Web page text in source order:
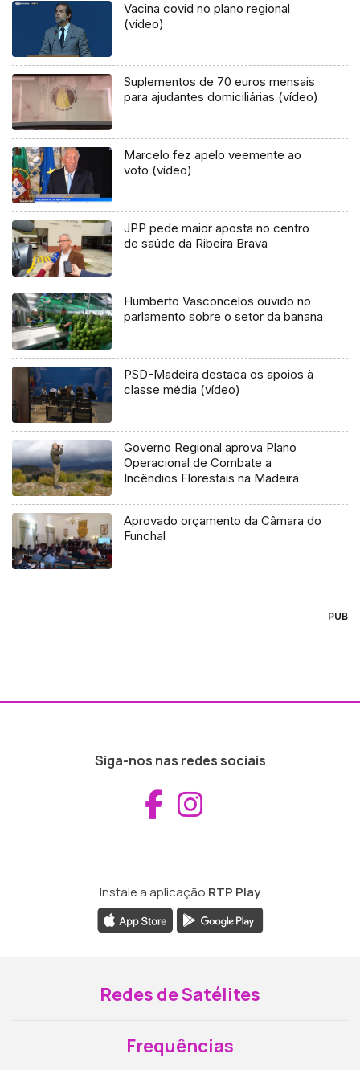
Vacina covid no plano regional
(vídeo)
Suplementos de 70 euros mensais
para ajudantes domiciliárias (vídeo)
Marcelo fez apelo veemente ao
voto (vídeo)
JPP pede maior aposta no centro
de saúde da Ribeira Brava
Humberto Vasconcelos ouvido no
parlamento sobre o setor da banana
PSD-Madeira destaca os apoios à
classe média (vídeo)
Governo Regional aprova Plano
Operacional de Combate a
Incêndios Florestais na Madeira
Aprovado orçamento da Câmara do
Funchal
PUB
Siga-nos nas redes sociais
Aceder ao
Instale a aplicação RTP Play
Redes de Satélites
Frequências